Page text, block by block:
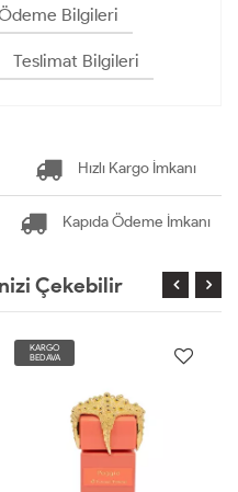
Bilgileri
Teslimat Bilgileri
Hızlı Kargo İmkanı
Kapıda Ödeme İmkanı
Çekebilir
KARGO
BEDAVA